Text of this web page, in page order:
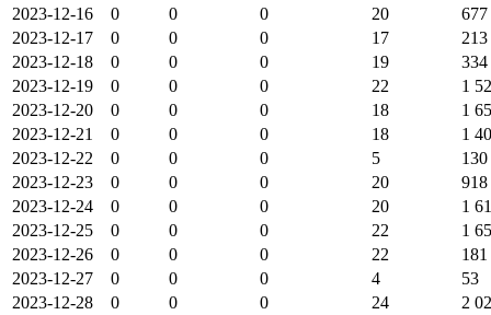
2023-12-16
0 0 0 20
677
2023-12-17
0 0 0 17
213
2023-12-18
0 0 0 19
334
2023-12-19
0 0 0 22
1
2023-12-20
0 0 0 18
1
2023-12-21
0 0 0 18
1
2023-12-22
0 0 0 5
130
2023-12-23
0 0 0 20
918
2023-12-24
0 0 0 20
1
2023-12-25
0 0 0 22
1
2023-12-26
0 0 0 22
181
2023-12-27
0 0 0 4
53
2023-12-28
0 0 0 24
2